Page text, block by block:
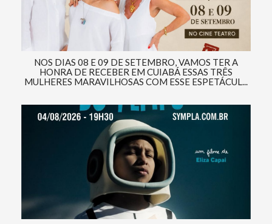
NOS DIAS 08 E 09 DE SETEMBRO, VAMOS TER A
HONRA DE RECEBER EM CUIABÁ ESSAS TRÊS
MULHERES MARAVILHOSAS COM ESSE ESPETÁCUL...